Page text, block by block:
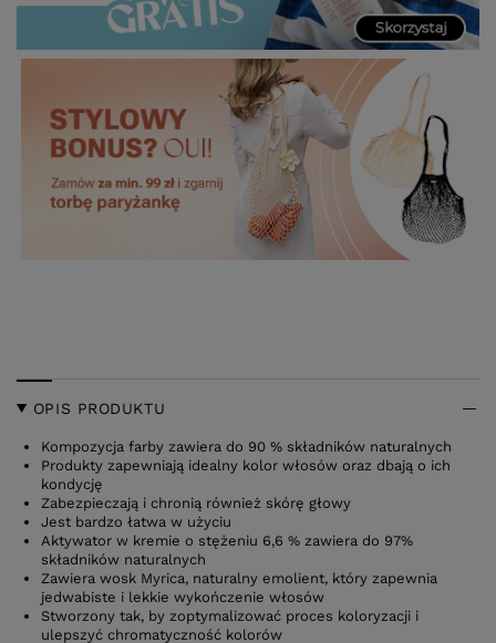
OPIS PRODUKTU
Kompozycja farby zawiera do 90 % składników naturalnych
Produkty zapewniają idealny kolor włosów oraz dbają o ich
kondycję
Zabezpieczają i chronią również skórę głowy
Jest bardzo łatwa w użyciu
Aktywator w kremie o stężeniu 6,6 % zawiera do 97%
składników naturalnych
Zawiera wosk Myrica, naturalny emolient, który zapewnia
jedwabiste i lekkie wykończenie włosów
Stworzony tak, by zoptymalizować proces koloryzacji i
ulepszyć chromatyczność kolorów